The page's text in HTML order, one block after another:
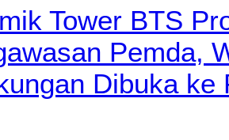
Tower BTS
Pemda,
Dibuka ke